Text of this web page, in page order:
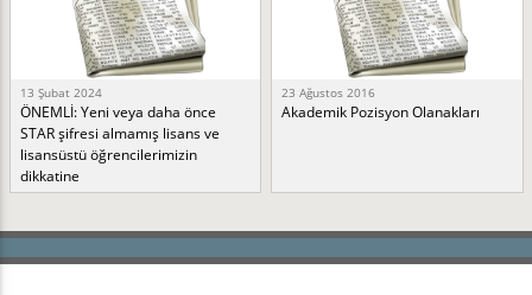
13 Şubat 2024
ÖNEMLİ: Yeni veya daha önce
STAR şifresi almamış lisans ve
lisansüstü öğrencilerimizin
dikkatine
23 Ağustos 2016
Akademik Pozisyon Olanakları